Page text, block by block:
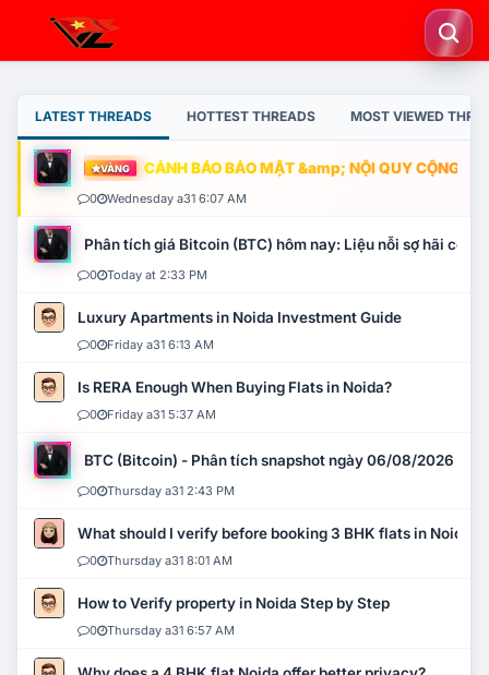
LATEST THREADS HOTTEST THREADS MOST VIEWED
VÀNG CẢNH BÁO BẢO MẬT &amp; NỘI QUY CỘNG
0 Wednesday a31 6:07 AM
Phân tích giá Bitcoin (BTC) hôm nay: Liệu nỗi sợ hãi có
0 Today at 2:33 PM
Luxury Apartments in Noida Investment Guide
0 Friday a31 6:13 AM
Is RERA Enough When Buying Flats in Noida?
0 Friday a31 5:37 AM
BTC (Bitcoin) - Phân tích snapshot ngày 06/08/2026
0 Thursday a31 2:43 PM
What should I verify before booking 3 BHK flats in Noida?
0 Thursday a31 8:01 AM
How to Verify property in Noida Step by Step
0 Thursday a31 6:57 AM